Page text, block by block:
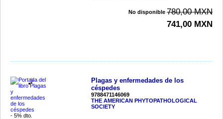
No disponible 780,00 MXN
741,00 MXN
- 5% dto.
Plagas y enfermedades de los
céspedes
9788471146069
THE AMERICAN PHYTOPATHOLOGICAL
SOCIETY